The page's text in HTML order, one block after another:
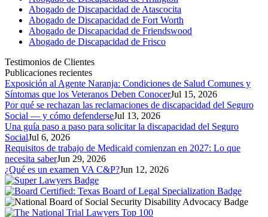
Abogado de Discapacidad de Atascocita
Abogado de Discapacidad de Fort Worth
Abogado de Discapacidad de Friendswood
Abogado de Discapacidad de Frisco
Testimonios de Clientes
Publicaciones recientes
Exposición al Agente Naranja: Condiciones de Salud Comunes y
Síntomas que los Veteranos Deben ConocerJul 15, 2026
Por qué se rechazan las reclamaciones de discapacidad del Seguro
Social — y cómo defenderseJul 13, 2026
Una guía paso a paso para solicitar la discapacidad del Seguro
SocialJul 6, 2026
Requisitos de trabajo de Medicaid comienzan en 2027: Lo que
necesita saberJun 29, 2026
¿Qué es un examen VA C&P?Jun 12, 2026